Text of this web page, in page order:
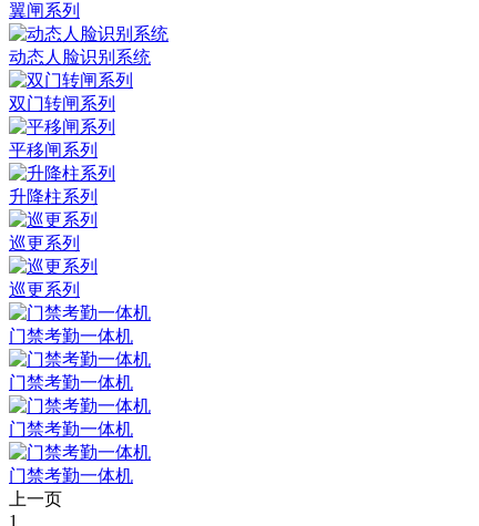
翼闸系列
动态人脸识别系统
双门转闸系列
平移闸系列
升降柱系列
巡更系列
巡更系列
门禁考勤一体机
门禁考勤一体机
门禁考勤一体机
门禁考勤一体机
上一页
1